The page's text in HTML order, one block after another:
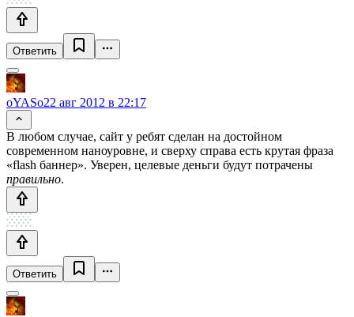
Ответить
oYASo22 авг 2012 в 22:17
В любом случае, сайт у ребят сделан на достойном
современном наноуровне, и сверху справа есть крутая фраза
«flash баннер». Уверен, целевые деньги будут потрачены
правильно.
Ответить